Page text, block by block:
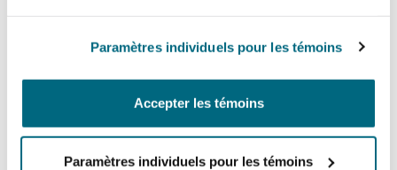
Paramètres individuels pour les témoins
Accepter les témoins
Paramètres individuels pour les témoins
earlier this year. As well as any perceived
damage to the environment by the sector. There
Finally, we believe we will see more potential